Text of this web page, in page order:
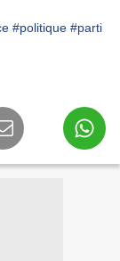
#politique #parti